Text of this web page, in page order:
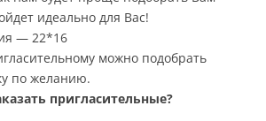
идеально для Вас!
— 22*16
можно подобрать
по желанию.
пригласительные?